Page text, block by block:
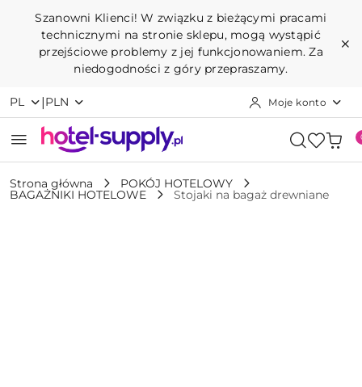
Przejdź do treści głównej
Przejdź do wyszukiwarki
Przejdź do moje konto
Przejdź do menu głównego
Przejdź do opisu produktu
Przejdź do stopki
Szanowni Klienci! W związku z bieżącymi pracami
technicznymi na stronie sklepu, mogą wystąpić
przejściowe problemy z jej funkcjonowaniem. Za
niedogodności z góry przepraszamy.
PL |PLN Moje konto
Strona główna POKÓJ HOTELOWY
BAGAŻNIKI HOTELOWE Stojaki na bagaż drewniane